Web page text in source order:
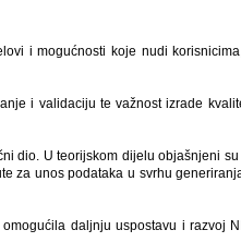
i mogućnosti koje nudi
i validaciju te važnost izrade
dio. U teorijskom dijelu objašnjeni
za unos podataka u svrhu
daljnju uspostavu i razvoj